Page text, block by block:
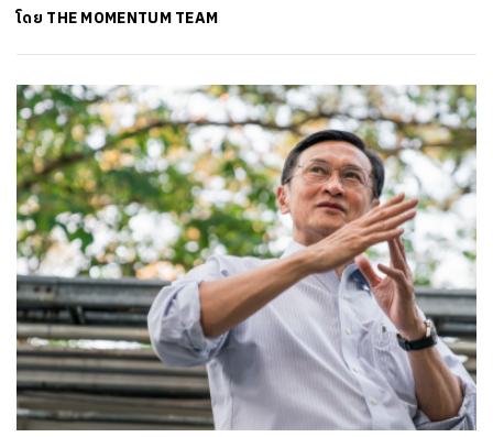
โดย THE MOMENTUM TEAM